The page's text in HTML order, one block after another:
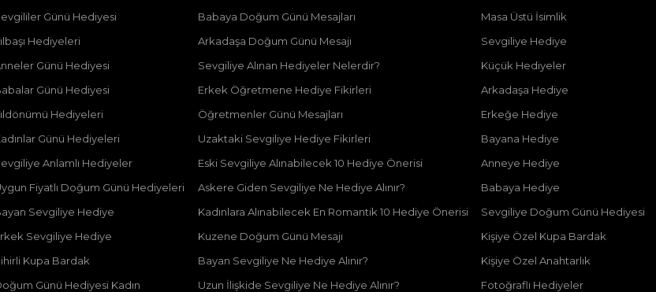
Günü Hediyesi
Hediyeleri
Günü Hediyesi
Günü Hediyesi
Hediyeleri
Günü Hediyeleri
Anlamlı Hediyeler
Fiyatlı Doğum Günü Hediyeleri
Sevgiliye Hediye
Sevgiliye Hediye
Kupa Bardak
Günü Hediyesi Kadın
Babaya Doğum Günü Mesajları
Arkadaşa Doğum Günü Mesajı
Sevgiliye Alınan Hediyeler Nelerdir?
Erkek Öğretmene Hediye Fikirleri
Öğretmenler Günü Mesajları
Uzaktaki Sevgiliye Hediye Fikirleri
Eski Sevgiliye Alınabilecek 10 Hediye Önerisi
Askere Giden Sevgiliye Ne Hediye Alınır?
Kadınlara Alınabilecek En Romantik 10 Hediye Önerisi
Kuzene Doğum Günü Mesajı
Bayan Sevgiliye Ne Hediye Alınır?
Uzun İlişkide Sevgiliye Ne Hediye Alınır?
Masa Üstü İsimlik
Sevgiliye Hediye
Küçük Hediyeler
Arkadaşa Hediye
Erkeğe Hediye
Bayana Hediye
Anneye Hediye
Babaya Hediye
Sevgiliye Doğum Günü Hediyesi
Kişiye Özel Kupa Bardak
Kişiye Özel Anahtarlık
Fotoğraflı Hediyeler